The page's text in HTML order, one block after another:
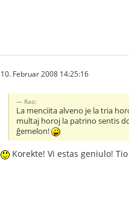
10. Februar 2008 14:25:16
Rao:
La menciita alveno je la tria
multaj horoj la patrino sentis
ĝemelon!
Korekte! Vi estas geniulo!